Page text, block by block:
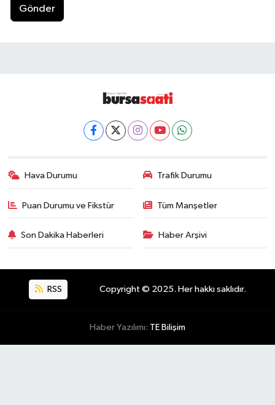
Gönder
Hava Durumu Trafik Durumu
Puan Durumu ve Fikstür Tüm Manşetler
Son Dakika Haberleri Haber Arşivi
RSS Copyright © 2025. Her hakkı saklıdır.
Haber Yazılımı: TE Bilişim